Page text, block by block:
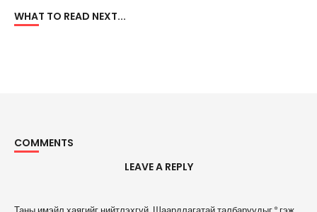
WHAT TO READ NEXT...
COMMENTS
LEAVE A REPLY
A